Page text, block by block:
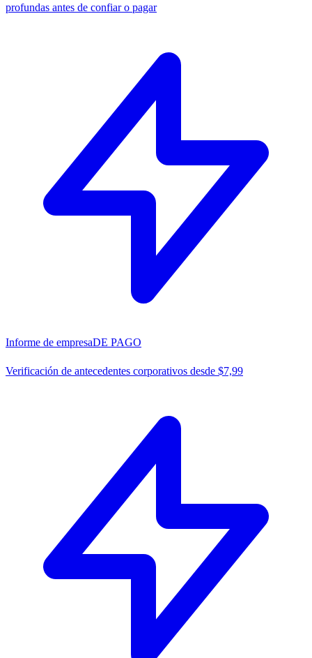
profundas antes de confiar o pagar
Informe de empresaDE PAGO
Verificación de antecedentes corporativos desde $7,99